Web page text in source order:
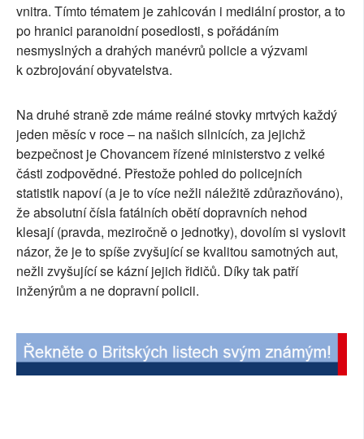
SOCIÁLNÍ SÍTĚ
RUBRIKY
PLNÁ VERZE STRÁNEK
vnitra. Tímto tématem je zahlcován i mediální prostor, a to
po hranici paranoidní posedlosti, s pořádáním
nesmyslných a drahých manévrů policie a výzvami
k ozbrojování obyvatelstva.
Na druhé straně zde máme reálné stovky mrtvých každý
jeden měsíc v roce – na našich silnicích, za jejichž
bezpečnost je Chovancem řízené ministerstvo z velké
části zodpovědné. Přestože pohled do policejních
statistik napoví (a je to více nežli náležitě zdůrazňováno),
že absolutní čísla fatálních obětí dopravních nehod
klesají (pravda, meziročně o jednotky), dovolím si vyslovit
názor, že je to spíše zvyšující se kvalitou samotných aut,
nežli zvyšující se kázní jejich řidičů. Díky tak patří
inženýrům a ne dopravní policii.